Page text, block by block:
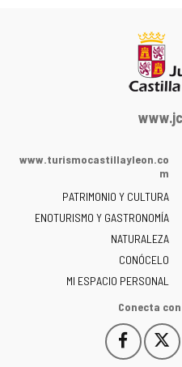
Portal
la
de
Castilla
y
León
-
www.turismocastillayleon.co
m
PATRIMONIO Y CULTURA
ENOTURISMO Y GASTRONOMÍA
NATURALEZA
CONÓCELO
MI ESPACIO PERSONAL
Conecta
Facebook
Este
enlace